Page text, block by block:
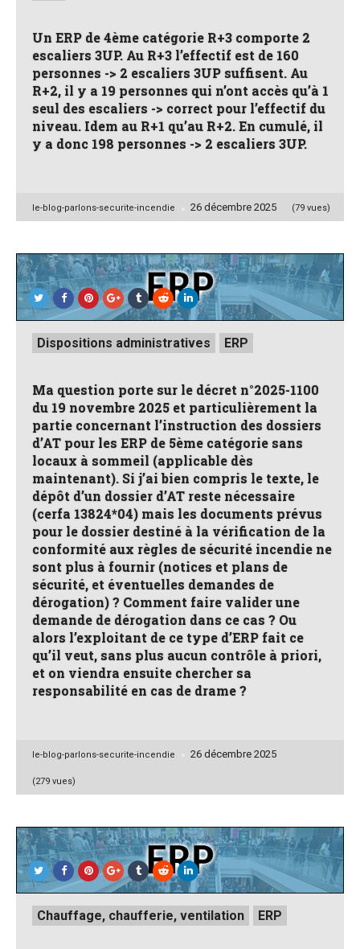
Un ERP de 4ème catégorie R+3 comporte 2
escaliers 3UP. Au R+3 l’effectif est de 160
personnes -> 2 escaliers 3UP suffisent. Au
R+2, il y a 19 personnes qui n’ont accès qu’à 1
seul des escaliers -> correct pour l’effectif du
niveau. Idem au R+1 qu’au R+2. En cumulé, il
y a donc 198 personnes -> 2 escaliers 3UP.
Posted
le-blog-parlons-securite-incendie 26 décembre 2025 (79 vues)
Posted
inDispositions administratives ERP
Ma question porte sur le décret n°2025-1100
du 19 novembre 2025 et particulièrement la
partie concernant l’instruction des dossiers
d’AT pour les ERP de 5ème catégorie sans
locaux à sommeil (applicable dès
maintenant). Si j’ai bien compris le texte, le
dépôt d’un dossier d’AT reste nécessaire
(cerfa 13824*04) mais les documents prévus
pour le dossier destiné à la vérification de la
conformité aux règles de sécurité incendie ne
sont plus à fournir (notices et plans de
sécurité, et éventuelles demandes de
dérogation) ? Comment faire valider une
demande de dérogation dans ce cas ? Ou
alors l’exploitant de ce type d’ERP fait ce
qu’il veut, sans plus aucun contrôle à priori,
et on viendra ensuite chercher sa
responsabilité en cas de drame ?
Posted
le-blog-parlons-securite-incendie 26 décembre 2025
(279 vues)
Posted
inChauffage, chaufferie, ventilation ERP